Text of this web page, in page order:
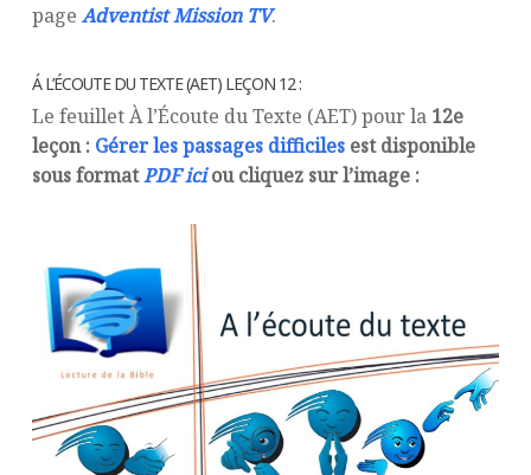
page Adventist Mission TV.
Á L’ÉCOUTE DU TEXTE (AET) LEÇON 12 :
Le feuillet À l’Écoute du Texte (AET) pour la12e
leçon : Gérer les passages difficilesest disponible
sous formatPDF iciou cliquez sur l’image :